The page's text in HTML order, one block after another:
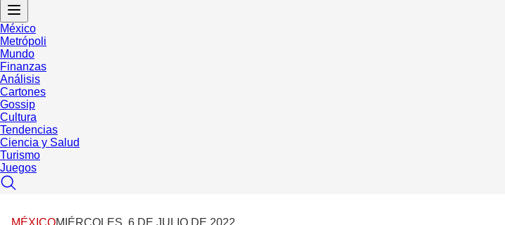
México
Metrópoli
Mundo
Finanzas
Análisis
Cartones
Gossip
Cultura
Tendencias
Ciencia y Salud
Turismo
Juegos